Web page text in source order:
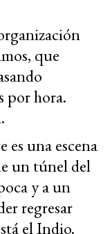
que
por hora.
es una escena
un túnel del
y a un
regresar
el Indio.